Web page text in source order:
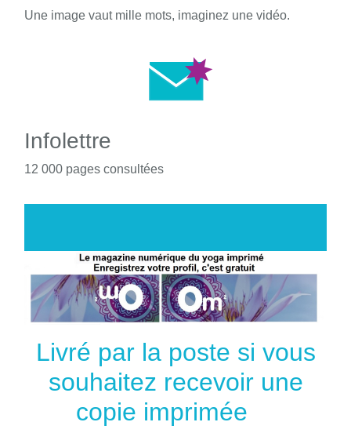
Une image vaut mille mots, imaginez une vidéo.
Infolettre
12 000 pages consultées
Livré par la poste si vous
souhaitez recevoir une
copie imprimée